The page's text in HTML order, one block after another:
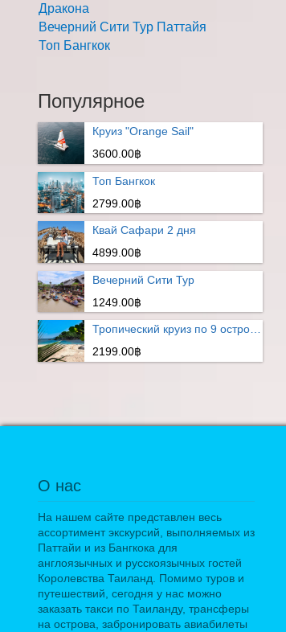
Дракона
Вечерний Сити Тур Паттайя
Топ Бангкок
Популярное
Круиз "Orange Sail"
3600.00฿
Топ Бангкок
2799.00฿
Квай Сафари 2 дня
4899.00฿
Вечерний Сити Тур
1249.00฿
2199.00฿
О нас
На нашем сайте представлен весь
ассортимент экскурсий, выполняемых из
Паттайи и из Бангкока для
англоязычных и русскоязычных гостей
Королевства Таиланд. Помимо туров и
путешествий, сегодня у нас можно
заказать такси по Таиланду, трансферы
на острова, забронировать авиабилеты